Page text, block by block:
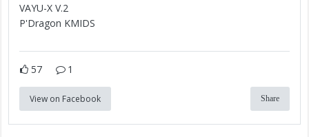
VAYU-X V.2
P'Dragon KMIDS
57 1
View on Facebook Share